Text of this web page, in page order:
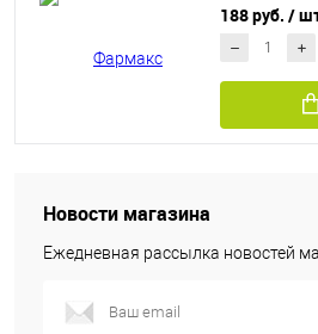
контроля
188 руб. /
Новости магазина
Ежедневная рассылка новостей